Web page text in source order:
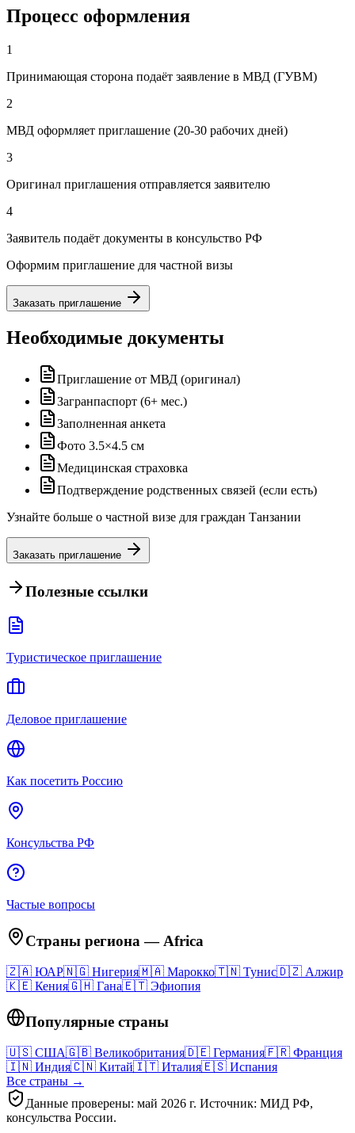
Процесс оформления
1
Принимающая сторона подаёт заявление в МВД (ГУВМ)
2
МВД оформляет приглашение (20-30 рабочих дней)
3
Оригинал приглашения отправляется заявителю
4
Заявитель подаёт документы в консульство РФ
Оформим приглашение для частной визы
Заказать приглашение
Необходимые документы
Приглашение от МВД (оригинал)
Загранпаспорт (6+ мес.)
Заполненная анкета
Фото 3.5×4.5 см
Медицинская страховка
Подтверждение родственных связей (если есть)
Узнайте больше о частной визе для граждан Танзании
Заказать приглашение
Полезные ссылки
Туристическое приглашение
Деловое приглашение
Как посетить Россию
Консульства РФ
Частые вопросы
Страны региона — Africa
🇿🇦 ЮАР🇳🇬 Нигерия🇲🇦 Марокко🇹🇳 Тунис🇩🇿 Алжир
🇰🇪 Кения🇬🇭 Гана🇪🇹 Эфиопия
Популярные страны
🇺🇸 США🇬🇧 Великобритания🇩🇪 Германия🇫🇷 Франция
🇮🇳 Индия🇨🇳 Китай🇮🇹 Италия🇪🇸 Испания
Все страны →
Данные проверены: май 2026 г. Источник: МИД РФ,
консульства России.